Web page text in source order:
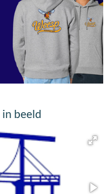
beeld